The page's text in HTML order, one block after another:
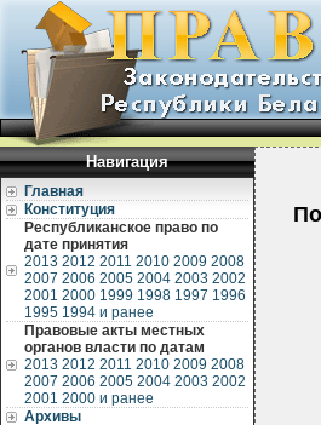
Навигация
Главная
Конституция
Республиканское право по
дате принятия
2013 2012 2011 2010 2009 2008
2007 2006 2005 2004 2003 2002
2001 2000 1999 1998 1997 1996
1995 1994 и ранее
Правовые акты местных
органов власти по датам
2013 2012 2011 2010 2009 2008
2007 2006 2005 2004 2003 2002
2001 2000 и ранее
Архивы